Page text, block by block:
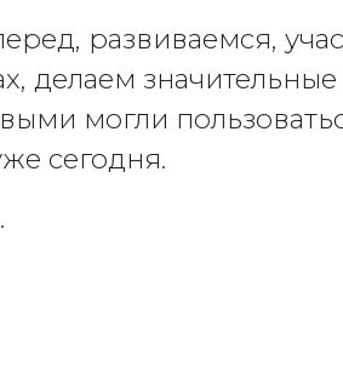
развиваемся,
делаем
могли
сегодня.